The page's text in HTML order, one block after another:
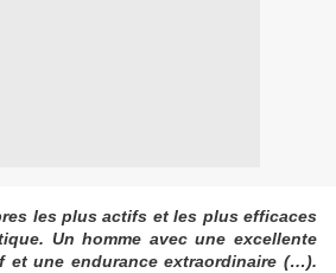
les plus actifs et les plus efficaces
Un homme avec une excellente
et une endurance extraordinaire (…).